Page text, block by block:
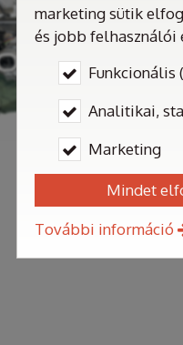
marketing sütik
és jobb felhasználói
Funkcionális
Analitikai,
Marketing
Mindet
További információ